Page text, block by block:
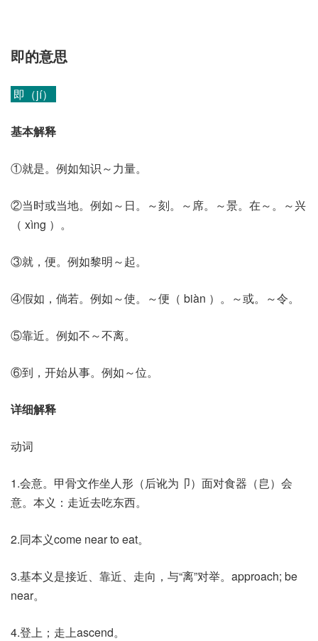
即的意思
即（jí）
基本解释
①就是。例如知识～力量。
②当时或当地。例如～日。～刻。～席。～景。在～。～兴
（ xìng ）。
③就，便。例如黎明～起。
④假如，倘若。例如～使。～便（ biàn ）。～或。～令。
⑤靠近。例如不～不离。
⑥到，开始从事。例如～位。
详细解释
动词
1.会意。甲骨文作坐人形（后讹为卩）面对食器（皀）会
意。本义：走近去吃东西。
2.同本义come near to eat。
3.基本义是接近、靠近、走向，与“离”对举。approach; be
near。
4.登上；走上ascend。